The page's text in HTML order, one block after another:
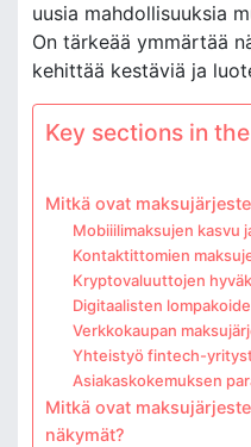
uusia mahdollisuuksia
On tärkeää ymmärtää
kehittää kestäviä ja
Key sections in
Mitkä ovat
Mobiiilimaksujen kasvu
Kontaktittomien
Kryptovaluuttojen
Digitaalisten
Verkkokaupan
Yhteistyö fintech-
Asiakaskokemuksen
Mitkä ovat
näkymät?